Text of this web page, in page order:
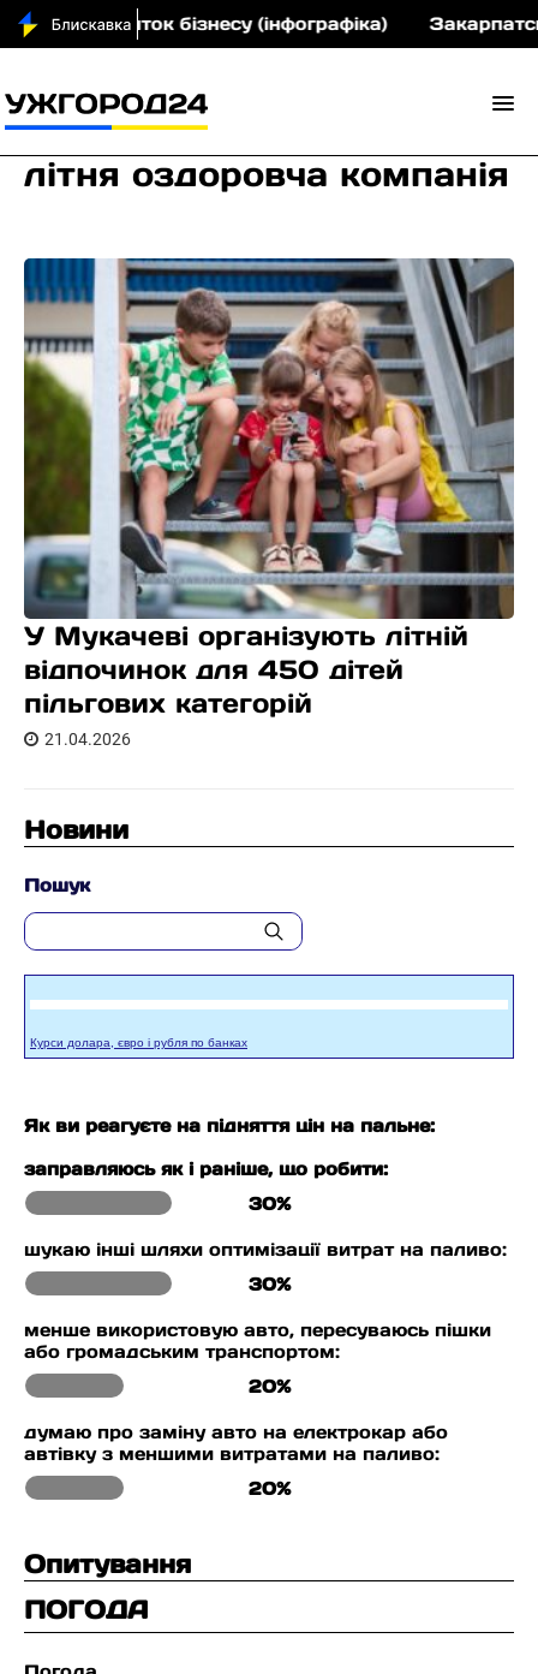
розвиток бізнесу (інфографіка)
літня оздоровча компанія
У Мукачеві організують літній
відпочинок для 450 дітей
пільгових категорій
21.04.2026
Новини
Пошук
Курси долара, євро і рубля по банках
Як ви реагуєте на підняття цін на пальне:
заправляюсь як і раніше, що робити:
30%
шукаю інші шляхи оптимізації витрат на паливо:
30%
менше використовую авто, пересуваюсь пішки
або громадським транспортом:
20%
думаю про заміну авто на електрокар або
автівку з меншими витратами на паливо:
20%
Опитування
ПОГОДА